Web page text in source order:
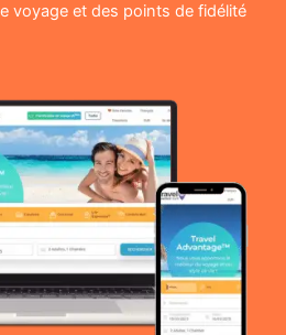
voyage et des points de fidélité